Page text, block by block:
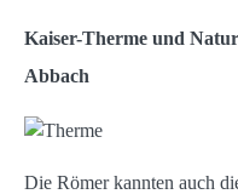
Kaiser-Therme und
Abbach
Die Römer kannten auch